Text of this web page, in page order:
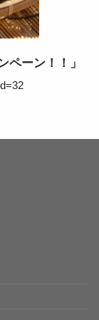
ペーン！！」